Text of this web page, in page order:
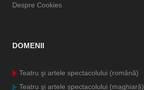
Despre Cookies
DOMENII
Teatru şi artele spectacolului (română)
Teatru şi artele spectacolului (maghiară)